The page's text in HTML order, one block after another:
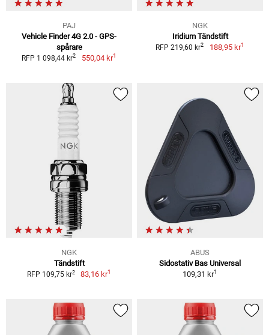
PAJ
Vehicle Finder 4G 2.0 - GPS-
spårare
RFP 1 098,44 kr2 550,04 kr1
NGK
Iridium Tändstift
RFP 219,60 kr2 188,95 kr1
NGK
Tändstift
RFP 109,75 kr2 83,16 kr1
ABUS
Sidostativ Bas Universal
109,31 kr1